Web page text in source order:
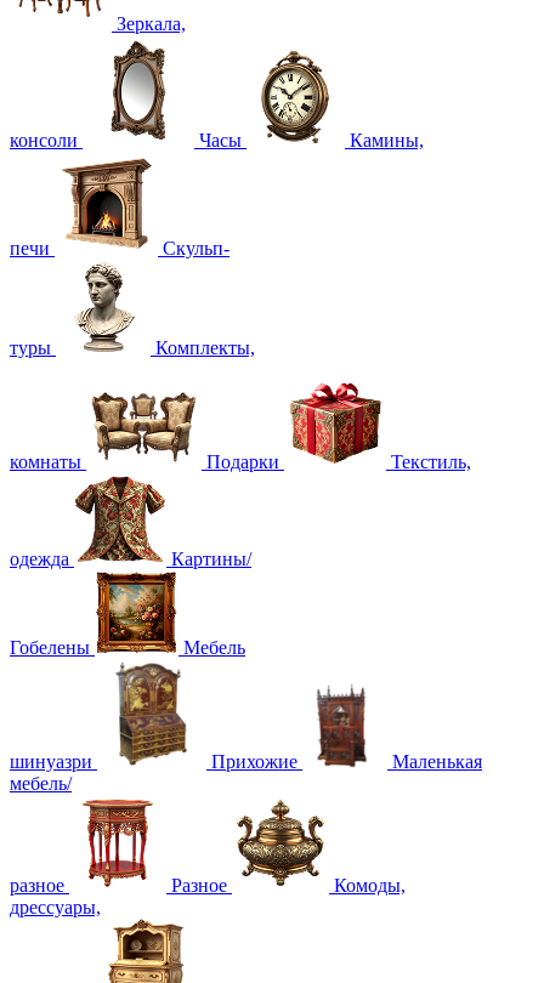
Зеркала,
консоли Часы Камины,
печи Скульп-
туры Комплекты,
комнаты Подарки Текстиль,
одежда Картины/
Гобелены Мебель
шинуазри Прихожие
Маленькая
мебель/
разное Разное
Комоды,
дрессуары,